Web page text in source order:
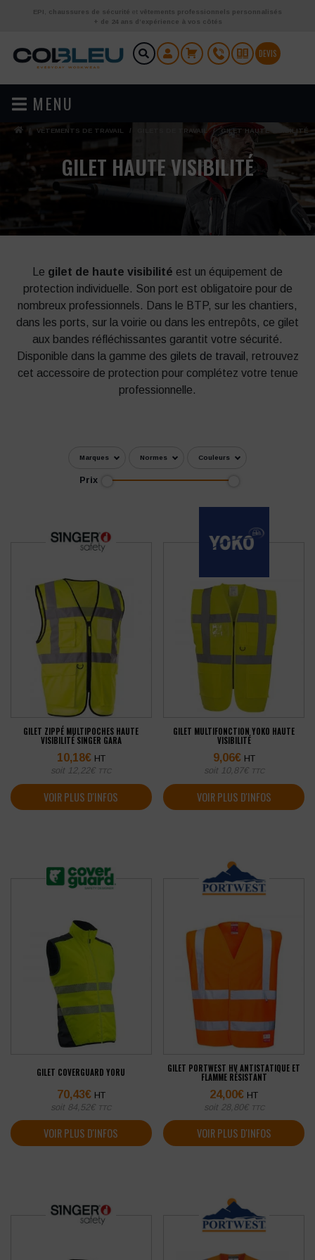
Aller au contenu
EPI chaussures de sécurité et vêtements professionnels personnalisés
+ de 24 ans d’expérience à vos côtés
DEVIS
MENU
VÊTEMENTS DE TRAVAIL / GILETS DE TRAVAIL / GILET HAUTE VISIBILITÉ
GILET HAUTE VISIBILITÉ
Le gilet de haute visibilité est un équipement de
protection individuelle. Son port est obligatoire pour de
nombreux professionnels. Dans le BTP, sur les chantiers,
dans les ports, sur la voirie ou dans les entrepôts, ce gilet
aux bandes réfléchissantes garantit votre sécurité.
Disponible dans la gamme des gilets de travail , retrouvez
cet accessoire de protection pour complétez votre tenue
professionnelle.
Marques Normes Couleurs
Prix
GILET ZIPPÉ MULTIPOCHES HAUTE
VISIBILITÉ SINGER GARA
10,18€ HT
soit 12,22€ TTC
VOIR PLUS D'INFOS
GILET MULTIFONCTION YOKO HAUTE
VISIBILITÉ
9,06€ HT
soit 10,87€ TTC
VOIR PLUS D'INFOS
GILET COVERGUARD YORU
70,43€ HT
soit 84,52€ TTC
VOIR PLUS D'INFOS
GILET PORTWEST HV ANTISTATIQUE ET
FLAMME RÉSISTANT
24,00€ HT
soit 28,80€ TTC
VOIR PLUS D'INFOS